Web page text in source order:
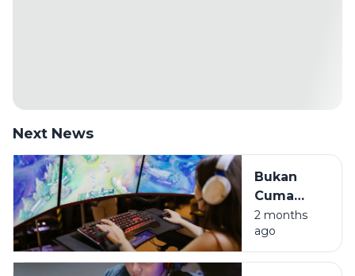
Next News
Bukan
Cuma
Hura-hura,
Ini Sisi
Positif
2 months
ago